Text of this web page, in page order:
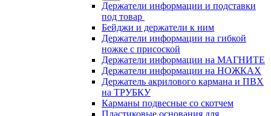
Держатели информации и подставки
под товар
Бейджи и держатели к ним
Держатели информации на гибкой
ножке с присоской
Держатели информации на МАГНИТЕ
Держатели информации на НОЖКАХ
Держатель акрилового кармана и ПВХ
на ТРУБКУ
Карманы подвесные со скотчем
Пластиковые основания для